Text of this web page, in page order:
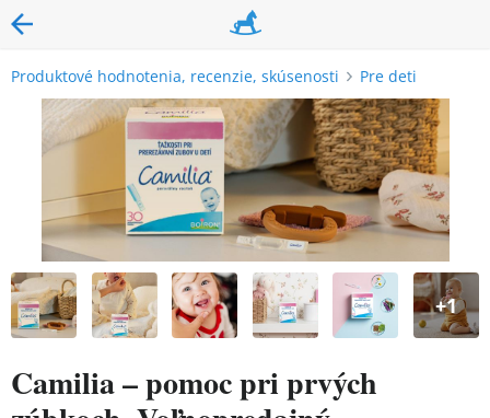
Produktové hodnotenia, recenzie, skúsenosti Pre deti
+1
Camilia – pomoc pri prvých